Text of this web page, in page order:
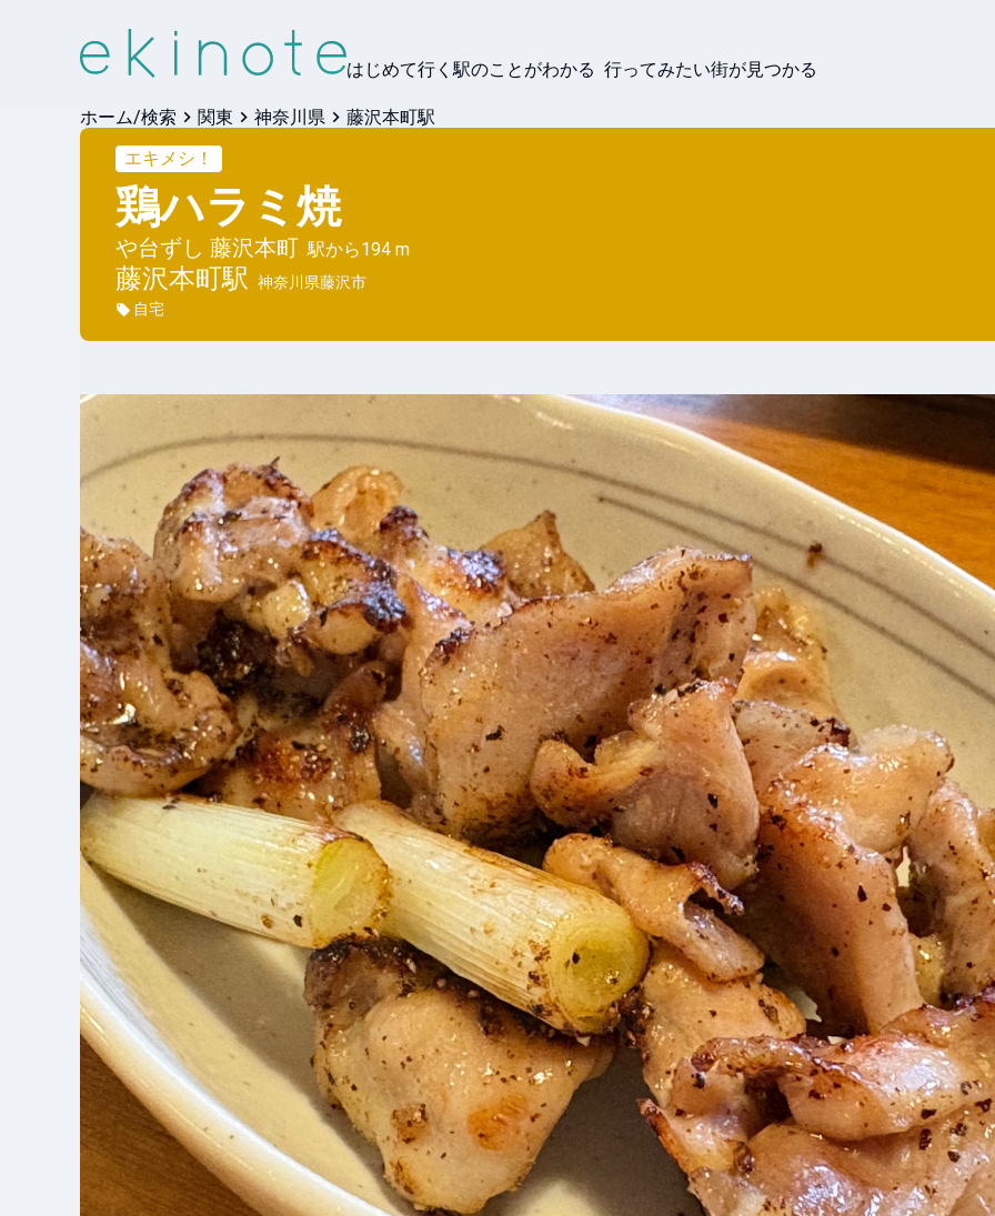
はじめて行く駅のことがわかる 行ってみたい街が見つかる
ホーム/検索 関東 神奈川県
藤沢本町駅
エキメシ！
鶏ハラミ焼
や台ずし 藤沢本町 駅から194 m
藤沢本町駅 神奈川県藤沢市
自宅